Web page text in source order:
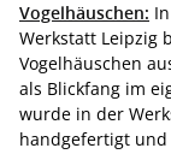
Vogelhäuschen:
Werkstatt Leipzig
Vogelhäuschen
als Blickfang im
wurde in der
handgefertigt